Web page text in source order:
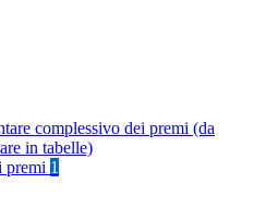
complessivo dei premi (da
in tabelle)
premi 1